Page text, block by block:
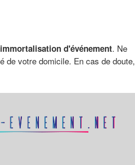
d'événement. Ne
de votre domicile. En cas de doute,